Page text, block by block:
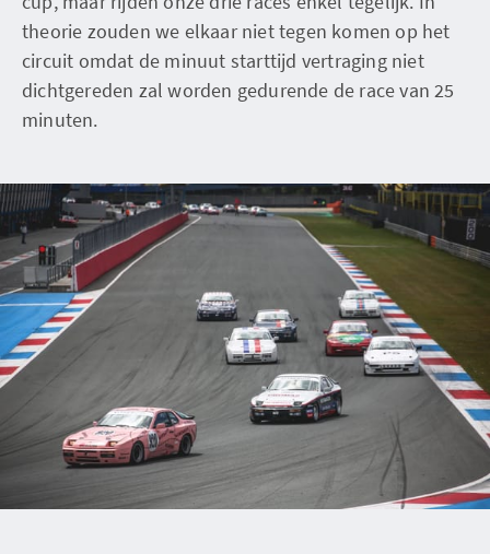
theorie zouden we elkaar niet tegen komen op het
circuit omdat de minuut starttijd vertraging niet
dichtgereden zal worden gedurende de race van 25
minuten.